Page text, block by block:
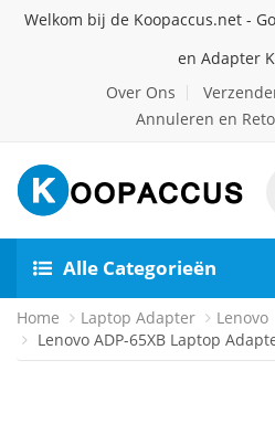
Welkom bij de Koopaccus.net -
en Adapter
Over Ons
Annuleren en
Alle Categorieën
Home Laptop Adapter
Lenovo
Lenovo ADP-65XB Laptop